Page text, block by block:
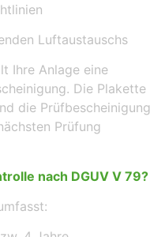
Luftaustauschs
Ihre Anlage eine
Die Plakette
die Prüfbescheinigung
Prüfung
nach DGUV V 79?